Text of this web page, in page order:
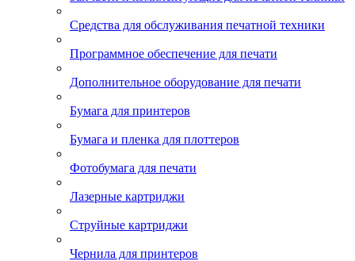
Средства для обслуживания печатной техники
Программное обеспечение для печати
Дополнительное оборудование для печати
Бумага для принтеров
Бумага и пленка для плоттеров
Фотобумага для печати
Лазерные картриджи
Струйные картриджи
Чернила для принтеров